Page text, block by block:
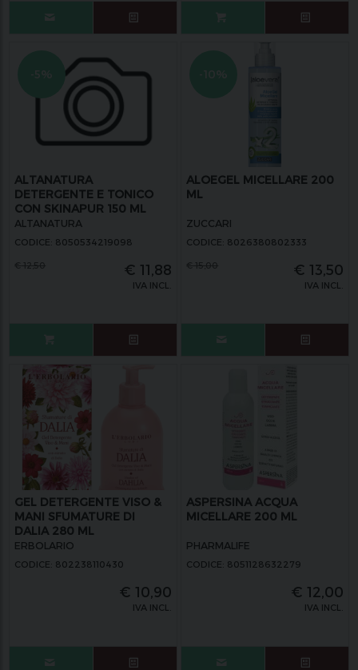
ALTANATURA
DETERGENTE E TONICO
CON SKINAPUR 150 ML
ALTANATURA
CODICE: 8050534219098
€ 11,88
IVA INCL.
ALOEGEL MICELLARE 200
ML
ZUCCARI
CODICE: 8026380802333
€ 13,50
IVA INCL.
GEL DETERGENTE VISO &
MANI SFUMATURE DI
DALIA 280 ML
ERBOLARIO
CODICE: 802238110430
€ 10,90
IVA INCL.
ASPERSINA ACQUA
MICELLARE 200 ML
PHARMALIFE
CODICE: 8051128632279
€ 12,00
IVA INCL.